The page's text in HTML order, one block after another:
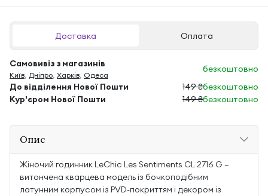
Доставка Оплата
Самовивіз з магазинів
Київ, Дніпро, Харків, Одеса
безкоштовно
До відділення Нової Пошти
149 ₴безкоштовно
Кур'єром Нової Пошти
149 ₴безкоштовно
Опис
Жіночий годинник LeChic Les Sentiments CL 2716 G —
витончена кварцева модель із бочкоподібним
латунним корпусом із PVD-покриттям і декором із